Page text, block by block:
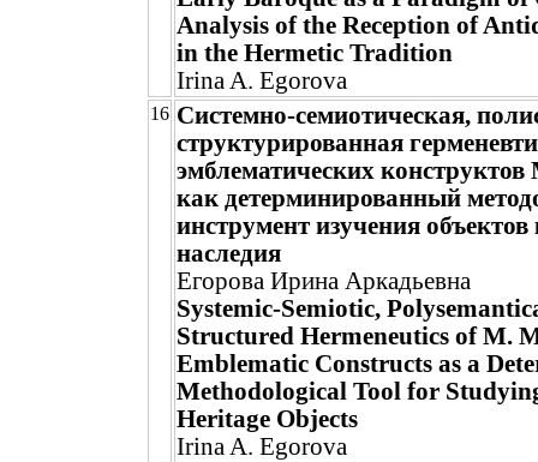
Analysis of the Reception of
in the Hermetic Tradition
Irina A. Egorova
16 Системно-семиотическая,
структурированная
эмблематических
как детерминированный
инструмент изучения объектов
наследия
Егорова Ирина Аркадьевна
Systemic-Semiotic,
Structured Hermeneutics of M.
Emblematic Constructs as a
Methodological Tool for
Heritage Objects
Irina A. Egorova